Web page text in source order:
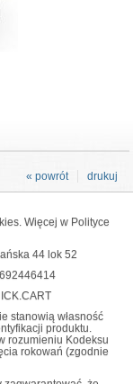
drukuj
« powrót
Więcej w Polityce
44 lok 52
stanowią własność
produktu.
rozumieniu Kodeksu
rokowań (zgodnie